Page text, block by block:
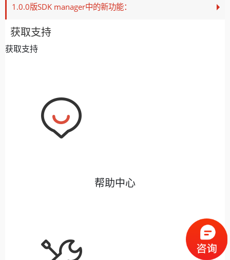
1.0.0版SDK manager中的新功能：
获取支持
获取支持
帮助中心